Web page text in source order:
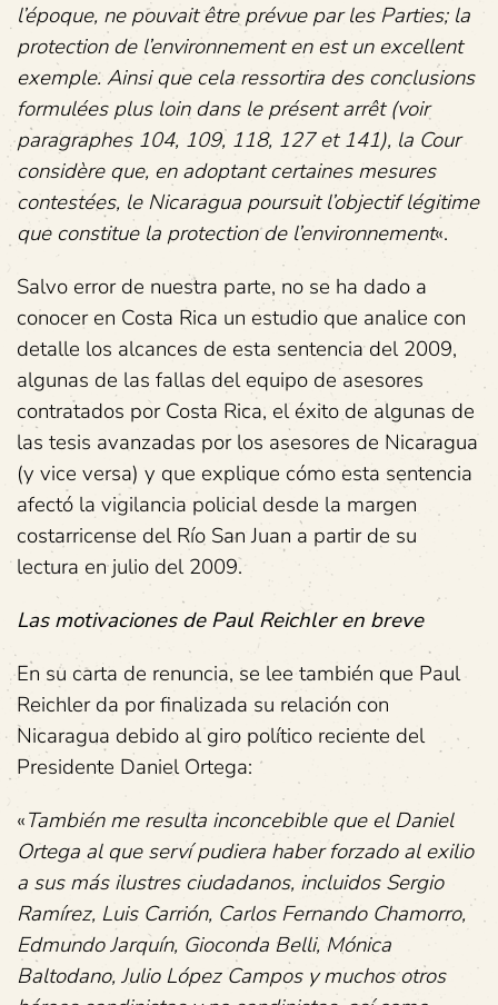
l’époque, ne pouvait être prévue par les Parties; la
protection de l’environnement en est un excellent
exemple. Ainsi que cela ressortira des conclusions
formulées plus loin dans le présent arrêt (voir
paragraphes 104, 109, 118, 127 et 141), la Cour
considère que, en adoptant certaines mesures
contestées, le Nicaragua poursuit l’objectif légitime
que constitue la protection de l’environnement«.
Salvo error de nuestra parte, no se ha dado a
conocer en Costa Rica un estudio que analice con
detalle los alcances de esta sentencia del 2009,
algunas de las fallas del equipo de asesores
contratados por Costa Rica, el éxito de algunas de
las tesis avanzadas por los asesores de Nicaragua
(y vice versa) y que explique cómo esta sentencia
afectó la vigilancia policial desde la margen
costarricense del Río San Juan a partir de su
lectura en julio del 2009.
Las motivaciones de Paul Reichler en breve
En su carta de renuncia, se lee también que Paul
Reichler da por finalizada su relación con
Nicaragua debido al giro político reciente del
Presidente Daniel Ortega:
«También me resulta inconcebible que el Daniel
Ortega al que serví pudiera haber forzado al exilio
a sus más ilustres ciudadanos, incluidos Sergio
Ramírez, Luis Carrión, Carlos Fernando Chamorro,
Edmundo Jarquín, Gioconda Belli, Mónica
Baltodano, Julio López Campos y muchos otros